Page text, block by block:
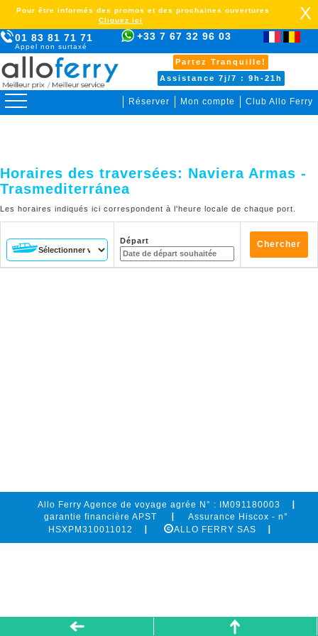
01 83 81 71 71
Appel non surtaxé
+33 7 67 32 96 03
Partez Tranquille!
Assistance 7j/7 : 9h-21h
Réserver Mon compte Club Allo Ferry
Pour être informés des promos et des prochaines ouvertures
Cliquez ici
X
>
Horaires des traversées: Naviera Armas -
Trasmediterránea
Les horaires indiqués ici correspondent à l'heure locale de chaque port.
Départ
Allo Ferry Agence de voyage agrée N° : IM091180003
garantie financière APST
Assurance Hiscox - n°
HSXPM310011012
ALLO FERRY SAS